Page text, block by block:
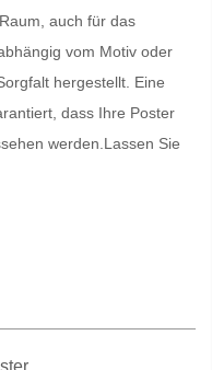
auch für das
vom Motiv oder
hergestellt. Eine
dass Ihre Poster
werden. Lassen Sie